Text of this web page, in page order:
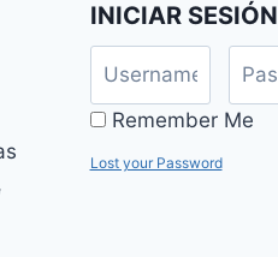
INICIAR SESIÓN
Remember Me
Lost your Password